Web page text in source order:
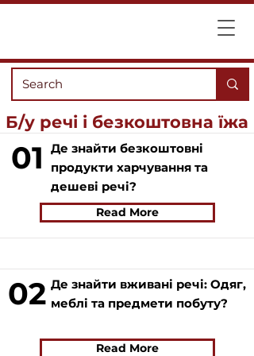
Б/у речі і безкоштовна їжа
01
Де знайти безкоштовні
продукти харчування та
дешеві речі?
Read More
02 Де знайти вживані речі: Одяг,
меблі та предмети побуту?
Read More